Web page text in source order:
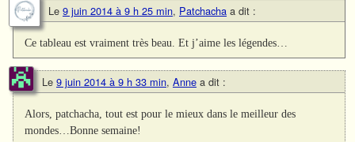
Le 9 juin 2014 à 9 h 25 min, Patchacha a dit :
Ce tableau est vraiment très beau. Et j’aime les légendes…
Le 9 juin 2014 à 9 h 33 min, Anne a dit :
Alors, patchacha, tout est pour le mieux dans le meilleur des
mondes…Bonne semaine!